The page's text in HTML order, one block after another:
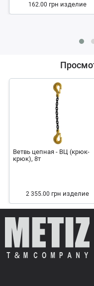
162.00 грн изделие
Ветвь цепная - ВЦ (крюк-
крюк), 8т
2 355.00 грн изделие